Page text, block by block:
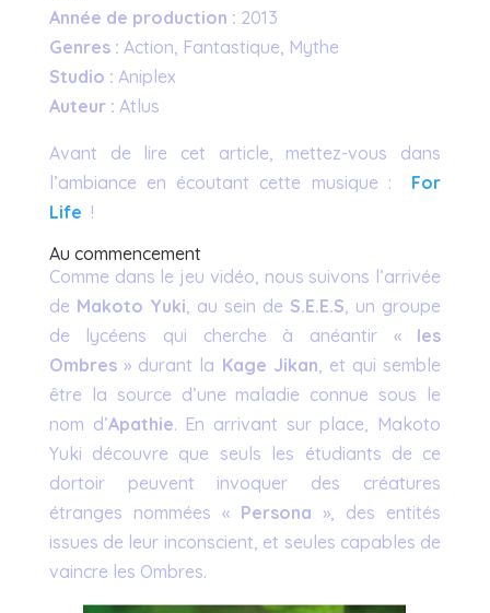
Année de production : 2013
Genres : Action, Fantastique, Mythe
Studio : Aniplex
Auteur : Atlus
Avant de lire cet article, mettez-vous dans
l’ambiance en écoutant cette musique : For
Life !
Au commencement
Comme dans le jeu vidéo, nous suivons l’arrivée
de Makoto Yuki, au sein de S.E.E.S, un groupe
de lycéens qui cherche à anéantir « les
Ombres » durant la Kage Jikan, et qui semble
être la source d’une maladie connue sous le
nom d’Apathie. En arrivant sur place, Makoto
Yuki découvre que seuls les étudiants de ce
dortoir peuvent invoquer des créatures
étranges nommées « Persona », des entités
issues de leur inconscient, et seules capables de
vaincre les Ombres.